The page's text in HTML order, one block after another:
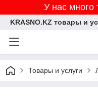
У нас много
KRASNO.KZ товары и
Товары и услуги